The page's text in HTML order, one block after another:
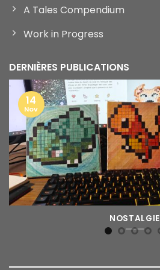
A Tales Compendium
Work in Progress
DERNIÈRES PUBLICATIONS
NOSTALGIE
14
Nov